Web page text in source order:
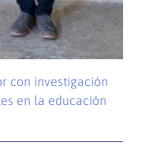
con investigación
en la educación